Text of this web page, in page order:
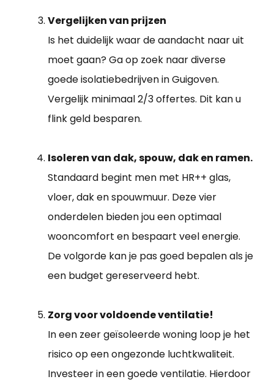
Vergelijken van prijzen
Is het duidelijk waar de aandacht naar uit
moet gaan? Ga op zoek naar diverse
goede isolatiebedrijven in Guigoven.
Vergelijk minimaal 2/3 offertes. Dit kan u
flink geld besparen.
Isoleren van dak, spouw, dak en ramen.
Standaard begint men met HR++ glas,
vloer, dak en spouwmuur. Deze vier
onderdelen bieden jou een optimaal
wooncomfort en bespaart veel energie.
De volgorde kan je pas goed bepalen als je
een budget gereserveerd hebt.
Zorg voor voldoende ventilatie!
In een zeer geïsoleerde woning loop je het
risico op een ongezonde luchtkwaliteit.
Investeer in een goede ventilatie. Hierdoor